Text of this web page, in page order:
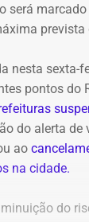
Caetano,
completa e
ano, foi a
no dia 23,
será
prevista
nesta sexta-
pontos do
do alerta de
ao
na cidade.
do